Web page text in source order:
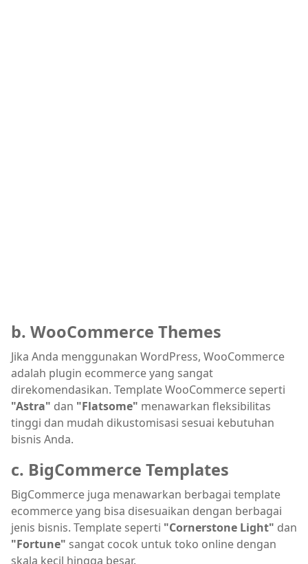
b. WooCommerce Themes
Jika Anda menggunakan WordPress, WooCommerce
adalah plugin ecommerce yang sangat
direkomendasikan. Template WooCommerce seperti
"Astra" dan "Flatsome" menawarkan fleksibilitas
tinggi dan mudah dikustomisasi sesuai kebutuhan
bisnis Anda.
c. BigCommerce Templates
BigCommerce juga menawarkan berbagai template
ecommerce yang bisa disesuaikan dengan berbagai
jenis bisnis. Template seperti "Cornerstone Light" dan
"Fortune" sangat cocok untuk toko online dengan
skala kecil hingga besar.